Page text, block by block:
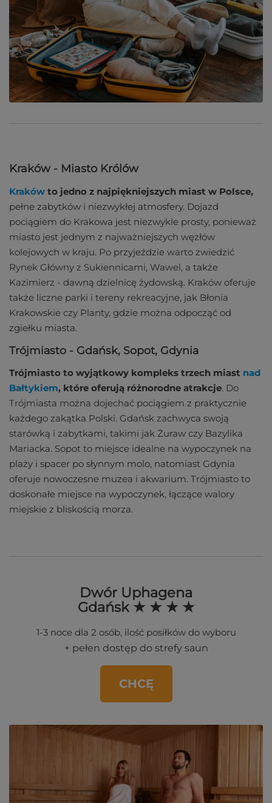
Kraków - Miasto Królów
Kraków to jedno z najpiękniejszych miast w Polsce,
pełne zabytków i niezwykłej atmosfery. Dojazd
pociągiem do Krakowa jest niezwykle prosty, ponieważ
miasto jest jednym z najważniejszych węzłów
kolejowych w kraju. Po przyjeździe warto zwiedzić
Rynek Główny z Sukiennicami, Wawel, a także
Kazimierz - dawną dzielnicę żydowską. Kraków oferuje
także liczne parki i tereny rekreacyjne, jak Błonia
Krakowskie czy Planty, gdzie można odpocząć od
zgiełku miasta.
Trójmiasto - Gdańsk, Sopot, Gdynia
Trójmiasto to wyjątkowy kompleks trzech miast nad
Bałtykiem, które oferują różnorodne atrakcje. Do
Trójmiasta można dojechać pociągiem z praktycznie
każdego zakątka Polski. Gdańsk zachwyca swoją
starówką i zabytkami, takimi jak Żuraw czy Bazylika
Mariacka. Sopot to miejsce idealne na wypoczynek na
plaży i spacer po słynnym molo, natomiast Gdynia
oferuje nowoczesne muzea i akwarium. Trójmiasto to
doskonałe miejsce na wypoczynek, łączące walory
miejskie z bliskością morza.
Dwór Uphagena
Gdańsk ★ ★ ★ ★
1-3 noce dla 2 osób, ilość posiłków do wyboru
+ pełen dostęp do strefy saun
CHCĘ